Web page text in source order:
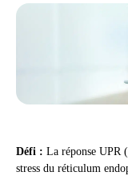
Défi : La réponse UPR
stress du réticulum